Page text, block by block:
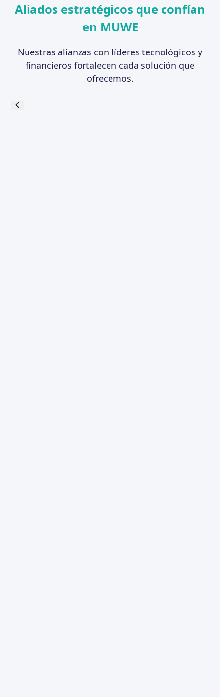
Aliados estratégicos que confían
en MUWE
Nuestras alianzas con líderes tecnológicos y
financieros fortalecen cada solución que
ofrecemos.